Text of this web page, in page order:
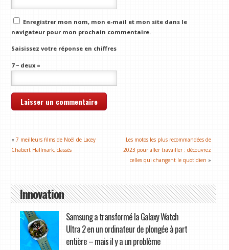
Enregistrer mon nom, mon e-mail et mon site dans le
navigateur pour mon prochain commentaire.
Saisissez votre réponse en chiffres
7 − deux =
«7 meilleurs films de Noël de Lacey
Chabert Hallmark, classés
Les motos les plus recommandées de
2023 pour aller travailler : découvrez
celles qui changent le quotidien »
Innovation
Samsung a transformé la Galaxy Watch
Ultra 2 en un ordinateur de plongée à part
entière – mais il y a un problème